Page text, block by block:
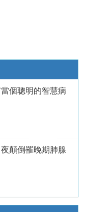
個聰明的智慧病
顛倒罹晚期肺腺